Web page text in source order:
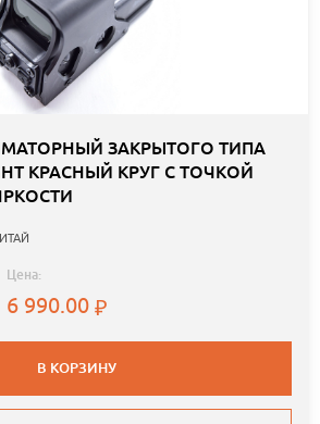
ЗАКРЫТОГО ТИПА
КРАСНЫЙ КРУГ С ТОЧКОЙ
Цена:
6 990.00
В КОРЗИНУ